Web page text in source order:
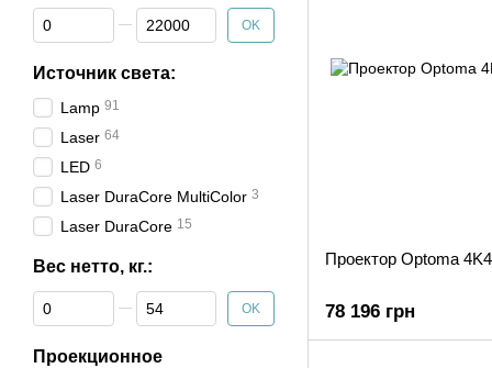
Проектор Optoma
78 196 грн
От Яркость:
До Яркость: OK
Источник света:
Lamp 91
Laser 64
LED 6
Laser DuraCore MultiColor 3
Laser DuraCore 15
Вес нетто, кг.:
От Вес нетто, кг.:
До Вес нетто, кг.: OK
Проекционное